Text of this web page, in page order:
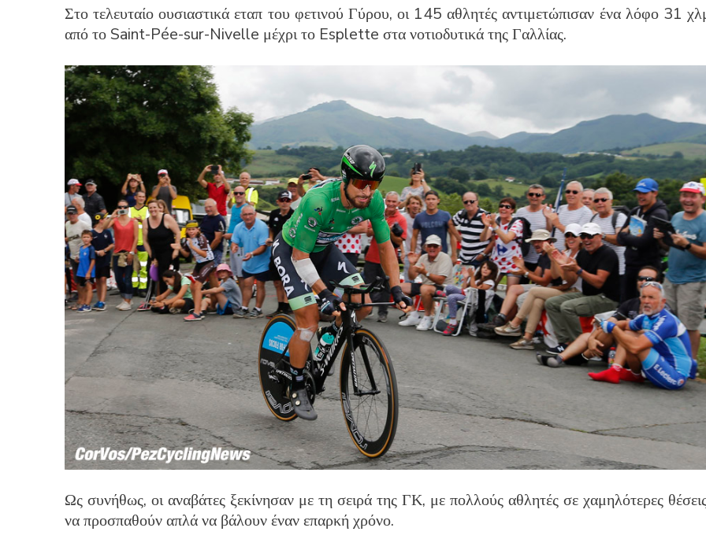
Στο τελευταίο ουσιαστικά εταπ του φετινού Γύρου, οι 145 αθλητές αντιμετώπισαν ένα λόφο 31
από το Saint-Pée-sur-Nivelle μέχρι το Esplette στα νοτιοδυτικά της Γαλλίας.
Ως συνήθως, οι αναβάτες ξεκίνησαν με τη σειρά της ΓΚ, με πολλούς αθλητές σε χαμηλότερες
να προσπαθούν απλά να βάλουν έναν επαρκή χρόνο.